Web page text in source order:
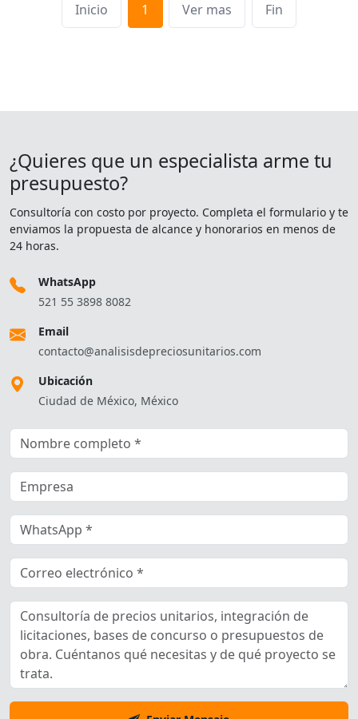
Inicio 1 Ver mas Fin
¿Quieres que un especialista arme tu
presupuesto?
Consultoría con costo por proyecto. Completa el formulario y te
enviamos la propuesta de alcance y honorarios en menos de
24 horas.
WhatsApp
521 55 3898 8082
Email
contacto@analisisdepreciosunitarios.com
Ubicación
Ciudad de México, México